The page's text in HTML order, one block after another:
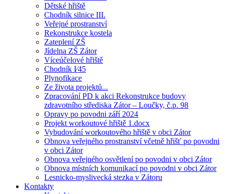
Dětské hřiště
Chodník silnice III.
Veřejné prostranství
Rekonstrukce kostela
Zateplení ZŠ
Jídelna ZŠ Zátor
Víceúčelové hřiště
Chodník I⁄45
Plynofikace
Ze života projektů...
Zpracování PD k akci Rekonstrukce budovy
zdravotního střediska Zátor – Loučky, č.p. 98
Opravy po povodni září 2024
Projekt workoutové hřiště 1.docx
Vybudování workoutového hřiště v obci Zátor
Obnova veřejného prostranství včetně hřišť po povodni
v obci Zátor
Obnova veřejného osvětlení po povodni v obci Zátor
Obnova místních komunikací po povodni v obci Zátor
Lesnicko-myslivecká stezka v Zátoru
Kontakty